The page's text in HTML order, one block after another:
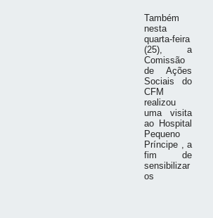
Também
nesta
quarta-feira
(25), a
Comissão
de Ações
Sociais do
CFM
realizou
uma visita
ao Hospital
Pequeno
Príncipe , a
fim de
sensibilizar
os